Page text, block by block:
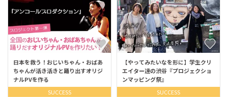
日本を救う！おじいちゃん・おばあ
ちゃんが活き活きと踊り出すオリジ
ナルPVを作る
SUCCESS
【やってみたいなを形に】学生クリ
エイター達の渋谷『プロジェクショ
ンマッピング祭』
SUCCESS